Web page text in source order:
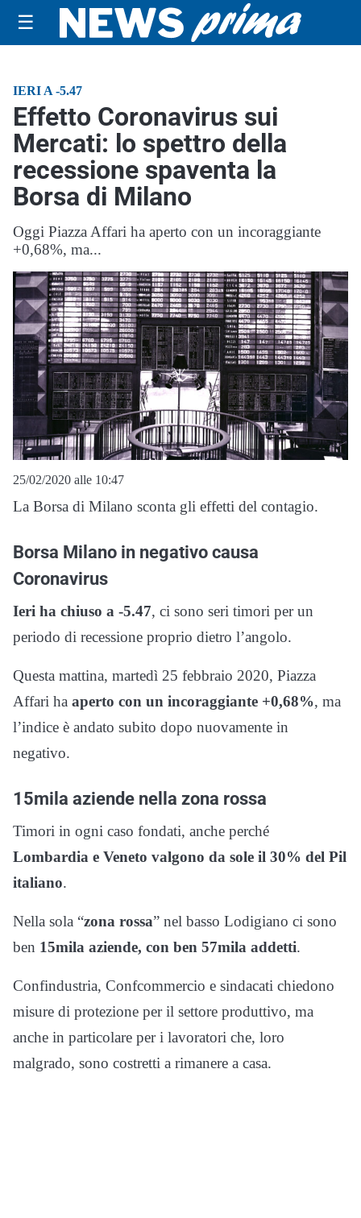
☰
IERI A -5.47
Effetto Coronavirus sui
Mercati: lo spettro della
recessione spaventa la
Borsa di Milano
Oggi Piazza Affari ha aperto con un incoraggiante
+0,68%, ma...
25/02/2020 alle 10:47
La Borsa di Milano sconta gli effetti del contagio.
Borsa Milano in negativo causa
Coronavirus
Ieri ha chiuso a -5.47, ci sono seri timori per un
periodo di recessione proprio dietro l’angolo.
Questa mattina, martedì 25 febbraio 2020, Piazza
Affari ha aperto con un incoraggiante +0,68%, ma
l’indice è andato subito dopo nuovamente in
negativo.
15mila aziende nella zona rossa
Timori in ogni caso fondati, anche perché
Lombardia e Veneto valgono da sole il 30% del Pil
italiano.
Nella sola “zona rossa” nel basso Lodigiano ci sono
ben 15mila aziende, con ben 57mila addetti.
Confindustria, Confcommercio e sindacati chiedono
misure di protezione per il settore produttivo, ma
anche in particolare per i lavoratori che, loro
malgrado, sono costretti a rimanere a casa.